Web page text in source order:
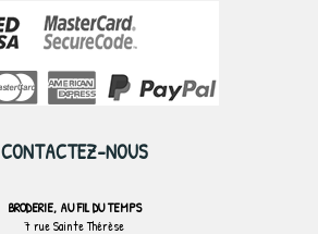
CONTACTEZ-NOUS
BRODERIE, AU FIL DU TEMPS
7 rue Sainte Thérèse